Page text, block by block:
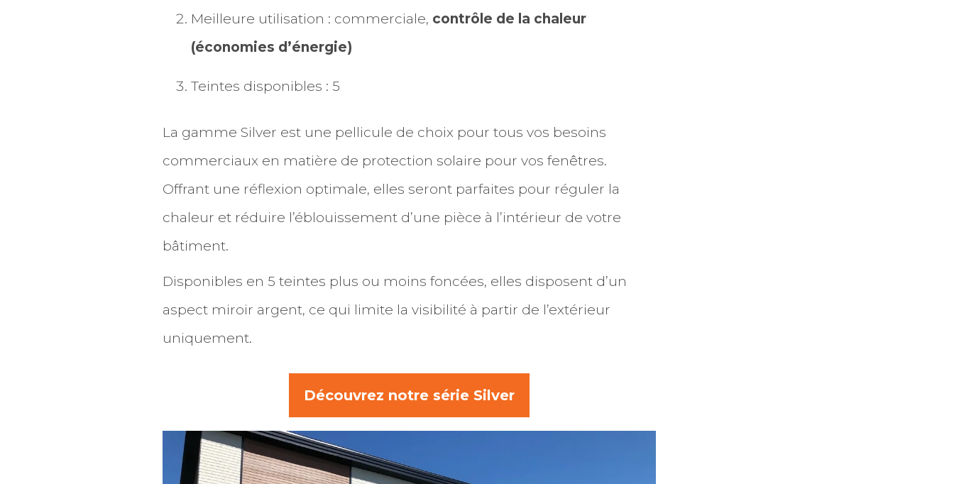
Meilleure utilisation : commerciale, contrôle de la chaleur
(économies d’énergie)
Teintes disponibles : 5
La gamme Silver est une pellicule de choix pour tous vos besoins
commerciaux en matière de protection solaire pour vos fenêtres.
Offrant une réflexion optimale, elles seront parfaites pour réguler la
chaleur et réduire l’éblouissement d’une pièce à l’intérieur de votre
bâtiment.
Disponibles en 5 teintes plus ou moins foncées, elles disposent d’un
aspect miroir argent, ce qui limite la visibilité à partir de l’extérieur
uniquement.
Découvrez notre série Silver